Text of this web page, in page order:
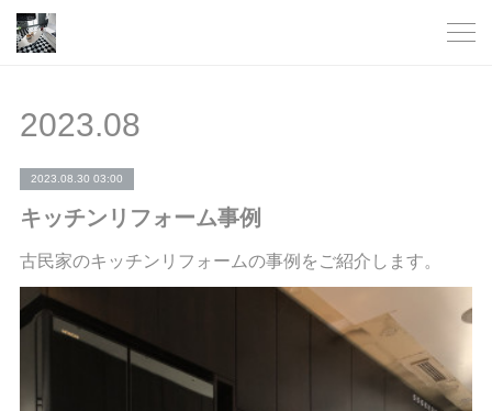
2023.08
2023.08.30 03:00
キッチンリフォーム事例
古民家のキッチンリフォームの事例をご紹介します。